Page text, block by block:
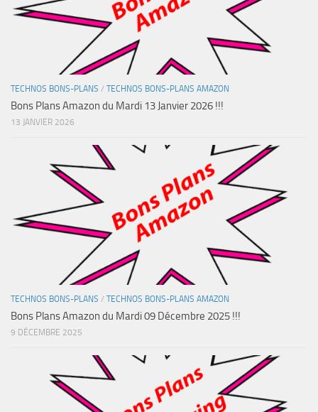
TECHNOS BONS-PLANS / TECHNOS BONS-PLANS AMAZON
Bons Plans Amazon du Mardi 13 Janvier 2026 !!!
13 JANVIER 2026
TECHNOS BONS-PLANS / TECHNOS BONS-PLANS AMAZON
Bons Plans Amazon du Mardi 09 Décembre 2025 !!!
9 DÉCEMBRE 2025